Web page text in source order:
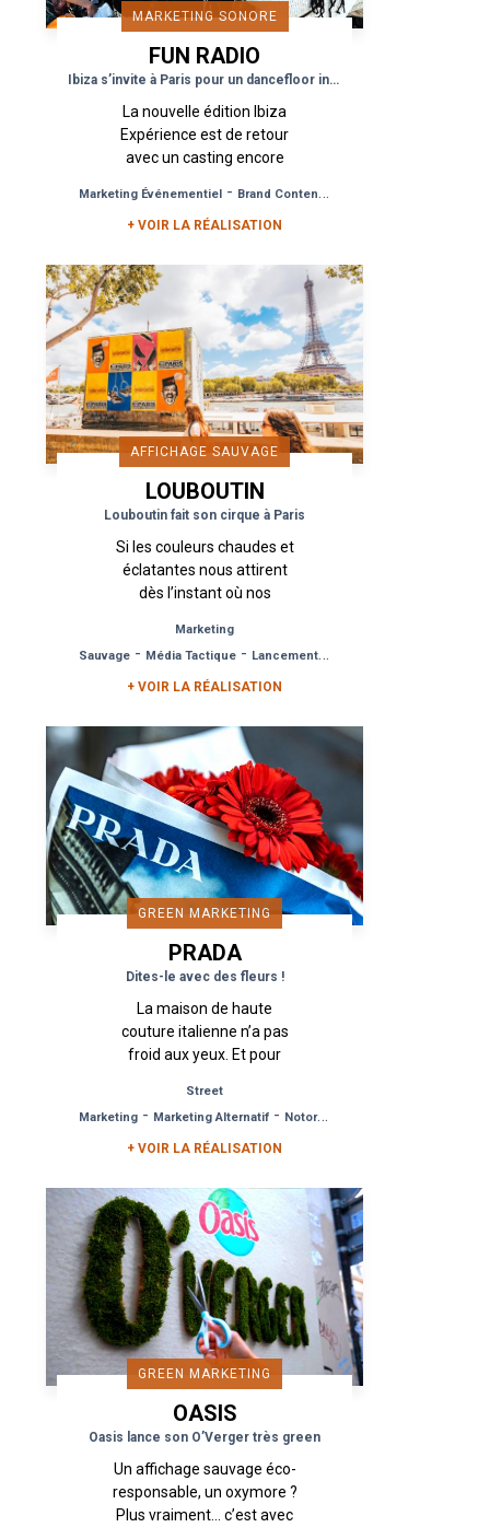
MARKETING SONORE
FUN RADIO
Ibiza s’invite à Paris pour un dancefloor international
La nouvelle édition Ibiza
Expérience est de retour
avec un casting encore
Blue, W& W, Timmy
Trumpet, Sunnery James
Marketing Événementiel - Brand Content -
+ VOIR LA RÉALISATION
AFFICHAGE SAUVAGE
LOUBOUTIN
Louboutin fait son cirque à Paris
Si les couleurs chaudes et
éclatantes nous attirent
dès l’instant où nos
l’affichage sauvage, nous
n’en sommes pas moins
curieux de...
Marketing
Sauvage - Média Tactique - Lancement de Produit
+ VOIR LA RÉALISATION
GREEN MARKETING
PRADA
Dites-le avec des fleurs !
La maison de haute
couture italienne n’a pas
froid aux yeux. Et pour
campagne résonne dans
la capitale de la mode. «
Seditious Simplicity...
Street
Marketing - Marketing Alternatif - Notoriété de Marque
+ VOIR LA RÉALISATION
GREEN MARKETING
OASIS
Oasis lance son O’Verger très green
Un affichage sauvage éco-
responsable, un oxymore ?
Plus vraiment… c’est avec